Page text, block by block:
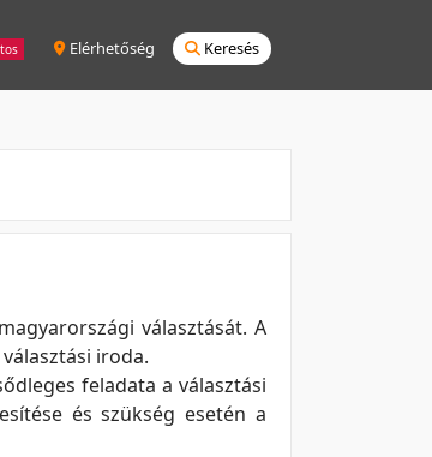
Elérhetőség Keresés
választását. A
iroda.
feladata a választási
és szükség esetén a